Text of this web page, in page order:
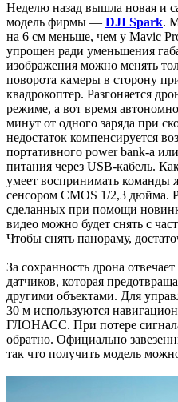
Неделю назад вышла новая и
модель фирмы — DJI Spark.
на 6 см меньше, чем у Mavic
упрощен ради уменьшения
изображения можно менять
поворота камеры в сторону
квадрокоптер. Разгоняется
режиме, а вот время
минут от одного заряда при
недостаток компенсируется
портативного power bank-а
питания через USB-кабель.
умеет воспринимать команды
сенсором CMOS 1/2,3 дюйма.
сделанных при помощи
видео можно будет снять с
Чтобы снять панораму,
За сохранность дрона
датчиков, которая
другими объектами. Для
30 м используются
ГЛОНАСС. При потере сигнала
обратно. Официально
так что получить модель